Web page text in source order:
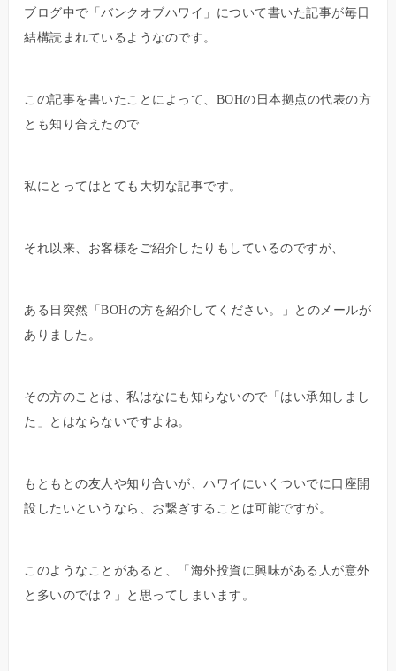
ブログ中で「バンクオブハワイ」について書いた記事が毎日
結構読まれているようなのです。
この記事を書いたことによって、BOHの日本拠点の代表の方
とも知り合えたので
私にとってはとても大切な記事です。
それ以来、お客様をご紹介したりもしているのですが、
ある日突然「BOHの方を紹介してください。」とのメールが
ありました。
その方のことは、私はなにも知らないので「はい承知しまし
た」とはならないですよね。
もともとの友人や知り合いが、ハワイにいくついでに口座開
設したいというなら、お繋ぎすることは可能ですが。
このようなことがあると、「海外投資に興味がある人が意外
と多いのでは？」と思ってしまいます。